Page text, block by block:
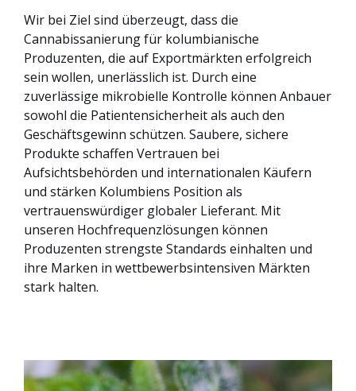
Wir bei Ziel sind überzeugt, dass die
Cannabissanierung für kolumbianische
Produzenten, die auf Exportmärkten erfolgreich
sein wollen, unerlässlich ist. Durch eine
zuverlässige mikrobielle Kontrolle können Anbauer
sowohl die Patientensicherheit als auch den
Geschäftsgewinn schützen. Saubere, sichere
Produkte schaffen Vertrauen bei
Aufsichtsbehörden und internationalen Käufern
und stärken Kolumbiens Position als
vertrauenswürdiger globaler Lieferant. Mit
unseren Hochfrequenzlösungen können
Produzenten strengste Standards einhalten und
ihre Marken in wettbewerbsintensiven Märkten
stark halten.